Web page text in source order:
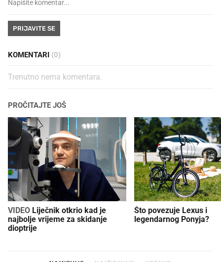
PRIJAVITE SE
KOMENTARI (0)
Trenutno nema komentara.
PROČITAJTE JOŠ
VIDEO
najbolje vrijeme za skidanje
dioptrije
Što povezuje Lexus i
legendarnog Ponyja?